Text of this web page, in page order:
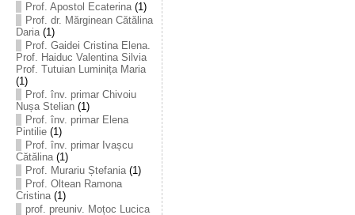
Prof. Apostol Ecaterina(1)
Prof. dr. Mărginean Cătălina
Daria(1)
Prof. Gaidei Cristina Elena.
Prof. Haiduc Valentina Silvia
Prof. Tutuian Luminița Maria
(1)
Prof. înv. primar Chivoiu
Nușa Stelian(1)
Prof. înv. primar Elena
Pintilie(1)
Prof. înv. primar Ivașcu
Cătălina(1)
Prof. Murariu Ștefania(1)
Prof. Oltean Ramona
Cristina(1)
prof. preuniv. Moțoc Lucica